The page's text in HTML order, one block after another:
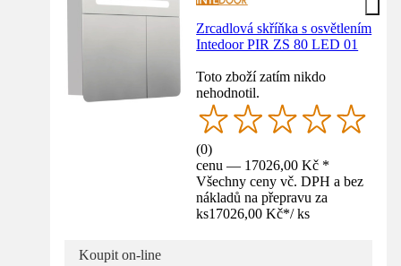
Zrcadlová skříňka s osvětlením
Intedoor PIR ZS 80 LED 01
Toto zboží zatím nikdo
nehodnotil.
(0)
cenu — 17026,00 Kč *
Všechny ceny vč. DPH a bez
nákladů na přepravu za
ks17026,00 Kč*/ ks
Koupit on-line